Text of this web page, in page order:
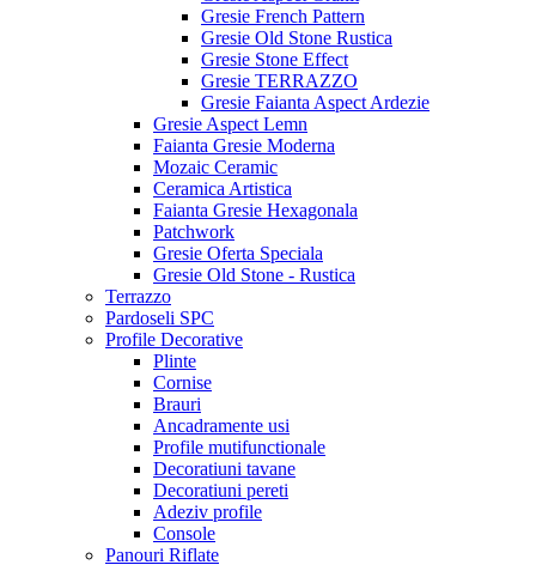
Gresie French Pattern
Gresie Old Stone Rustica
Gresie Stone Effect
Gresie TERRAZZO
Gresie Faianta Aspect Ardezie
Gresie Aspect Lemn
Faianta Gresie Moderna
Mozaic Ceramic
Ceramica Artistica
Faianta Gresie Hexagonala
Patchwork
Gresie Oferta Speciala
Gresie Old Stone - Rustica
Terrazzo
Pardoseli SPC
Profile Decorative
Plinte
Cornise
Brauri
Ancadramente usi
Profile mutifunctionale
Decoratiuni tavane
Decoratiuni pereti
Adeziv profile
Console
Panouri Riflate